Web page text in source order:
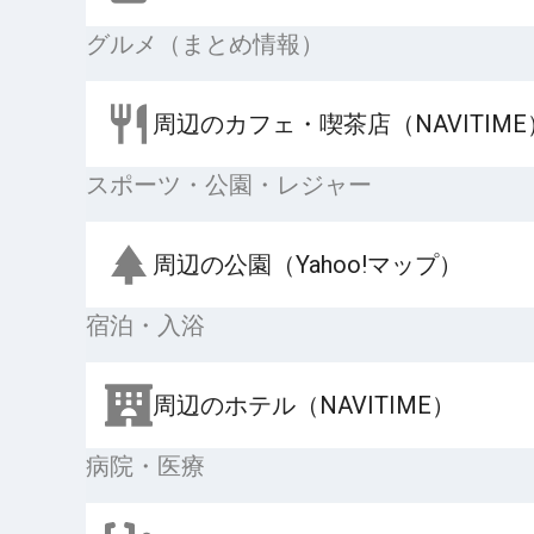
グルメ（まとめ情報）
周辺のカフェ・喫茶店（NAVITIME
スポーツ・公園・レジャー
周辺の公園（Yahoo!マップ）
宿泊・入浴
周辺のホテル（NAVITIME）
病院・医療